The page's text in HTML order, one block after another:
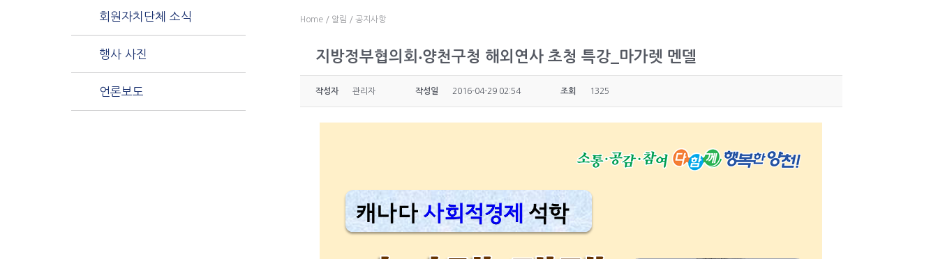
회원자치단체 소식
행사 사진
언론보도
Home/ 알림 / 공지사항
지방정부협의회‧양천구청 해외연사 초청 특강_마가렛 멘델
작성자 관리자 작성일 2016-04-29 02:54 조회 1325